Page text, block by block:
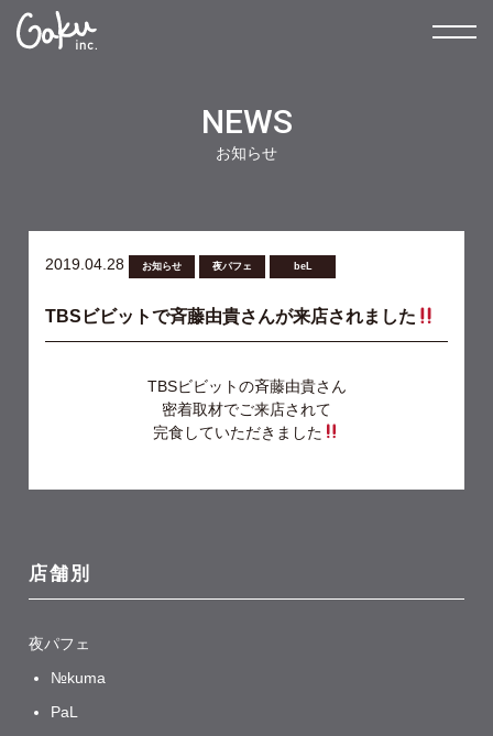
NEWS
お知らせ
2019.04.28 お知らせ 夜パフェ beL
TBSビビットで斉藤由貴さんが来店されました
TBSビビットの斉藤由貴さん
密着取材でご来店されて
完食していただきました
店舗別
夜パフェ
№kuma
PaL